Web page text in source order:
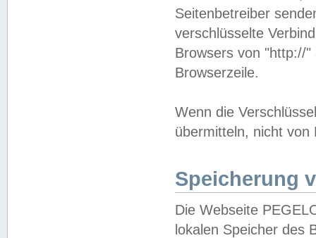
Seitenbetreiber
verschlüsselte
Browsers von "http://
Browserzeile.
Wenn die
übermitteln, nicht von
Speicherung
Die Webseite
lokalen Speicher des